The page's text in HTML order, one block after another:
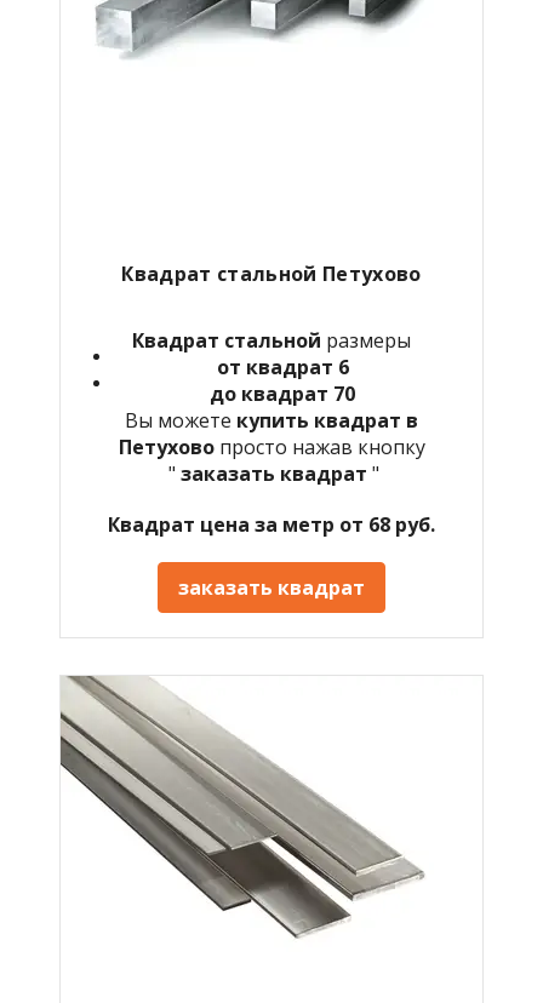
Квадрат стальной Петухово
Квадрат стальной размеры
от квадрат 6
до квадрат 70
Вы можете купить квадрат в
Петухово просто нажав кнопку
" заказать квадрат "
Квадрат цена за метр от 68 руб.
заказать квадрат